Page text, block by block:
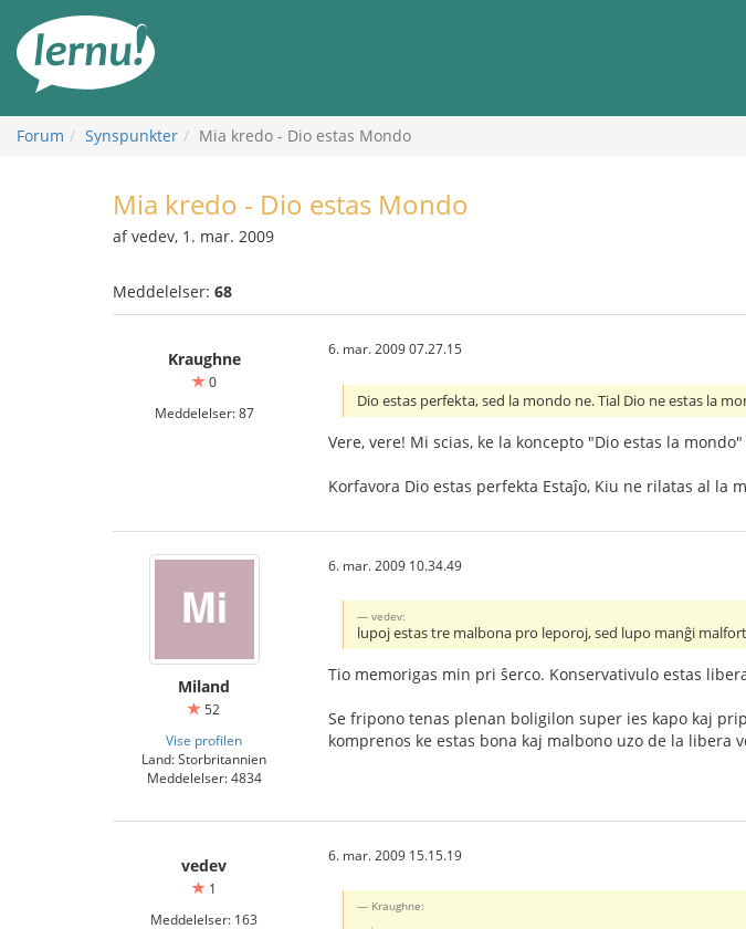
indholdet
Forum Synspunkter Mia kredo - Dio estas Mondo
Mia kredo - Dio estas Mondo
af vedev, 1. mar. 2009
Meddelelser: 68
Kraughne
0
Meddelelser: 87
6. mar. 2009 07.27.15
Dio estas perfekta, sed la mondo ne. Tial Dio ne estas la
Vere, vere! Mi scias, ke la koncepto "Dio estas la
Korfavora Dio estas perfekta Estaĵo, Kiu ne rilatas al la
Miland
52
Vise profilen
Land: Storbritannien
Meddelelser: 4834
6. mar. 2009 10.34.49
vedev:
lupoj estas tre malbona pro leporoj, sed lupo manĝi
Tio memorigas min pri ŝerco. Konservativulo estas
Se fripono tenas plenan boligilon super ies kapo kaj
komprenos ke estas bona kaj malbono uzo de la libera
vedev
1
Meddelelser: 163
6. mar. 2009 15.15.19
Kraughne: